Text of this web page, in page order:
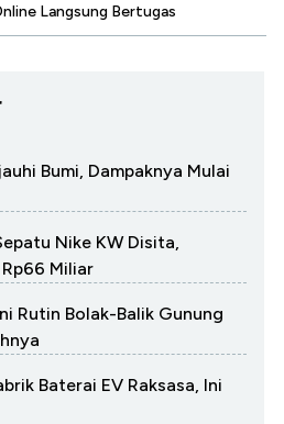
Langsung Bertugas
Bumi, Dampaknya Mulai
Nike KW Disita,
Miliar
Rutin Bolak-Balik Gunung
Baterai EV Raksasa, Ini